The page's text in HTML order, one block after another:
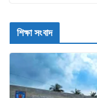
শিক্ষা সংবাদ